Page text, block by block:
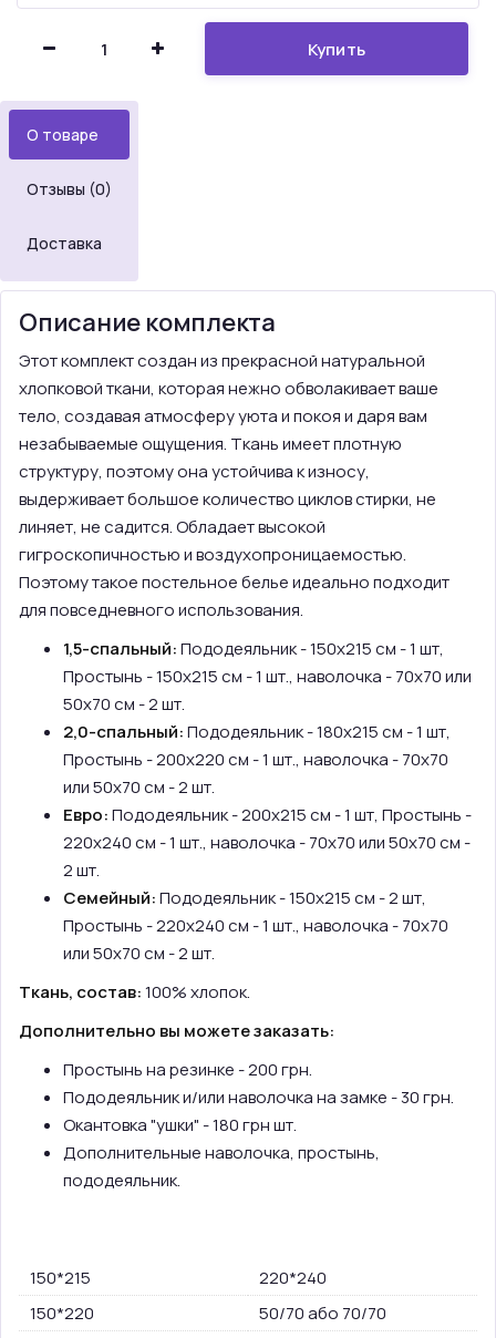
Купить
О товаре
Отзывы (0)
Доставка
Описание комплекта
Этот комплект создан из прекрасной натуральной
хлопковой ткани, которая нежно обволакивает ваше
тело, создавая атмосферу уюта и покоя и даря вам
незабываемые ощущения. Ткань имеет плотную
структуру, поэтому она устойчива к износу,
выдерживает большое количество циклов стирки, не
линяет, не садится. Обладает высокой
гигроскопичностью и воздухопроницаемостью.
Поэтому такое постельное белье идеально подходит
для повседневного использования.
1,5-спальный:Пододеяльник - 150х215 см - 1 шт,
Простынь - 150х215 см - 1 шт., наволочка - 70х70 или
50х70 см - 2 шт.
2,0-спальный:Пододеяльник - 180х215 см - 1 шт,
Простынь - 200х220 см - 1 шт., наволочка - 70х70
или 50х70 см - 2 шт.
Евро:Пододеяльник - 200х215 см - 1 шт, Простынь -
220х240 см - 1 шт., наволочка - 70х70 или 50х70 см -
2 шт.
Семейный:Пододеяльник - 150х215 см - 2 шт,
Простынь - 220х240 см - 1 шт., наволочка - 70х70
или 50х70 см - 2 шт.
Ткань, состав:100% хлопок.
Дополнительно вы можете заказать:
Простынь на резинке - 200 грн.
Пододеяльник и/или наволочка на замке - 30 грн.
Окантовка "ушки" - 180 грн шт.
Дополнительные наволочка, простынь,
пододеяльник.
150*215
220*240
150*220
50/70 або 70/70